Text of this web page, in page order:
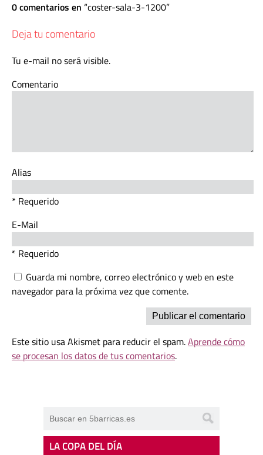
0 comentarios en coster-sala-3-1200
Deja tu comentario
Tu e-mail no será visible.
Comentario
Alias
* Requerido
E-Mail
* Requerido
Guarda mi nombre, correo electrónico y web en este
navegador para la próxima vez que comente.
Este sitio usa Akismet para reducir el spam.Aprende cómo
se procesan los datos de tus comentarios.
LA COPA DEL DÍA